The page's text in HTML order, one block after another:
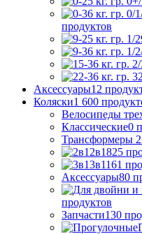
продуктов
Аксессуары12
Коляски1 600
Велосипеды
Классические0
Трансформеры
2в1825
3в1161
Аксессуары80
продуктов
Запчасти130